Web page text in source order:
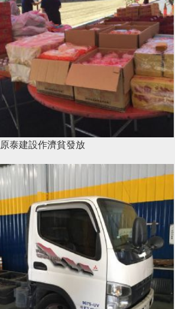
原泰建設作濟貧發放